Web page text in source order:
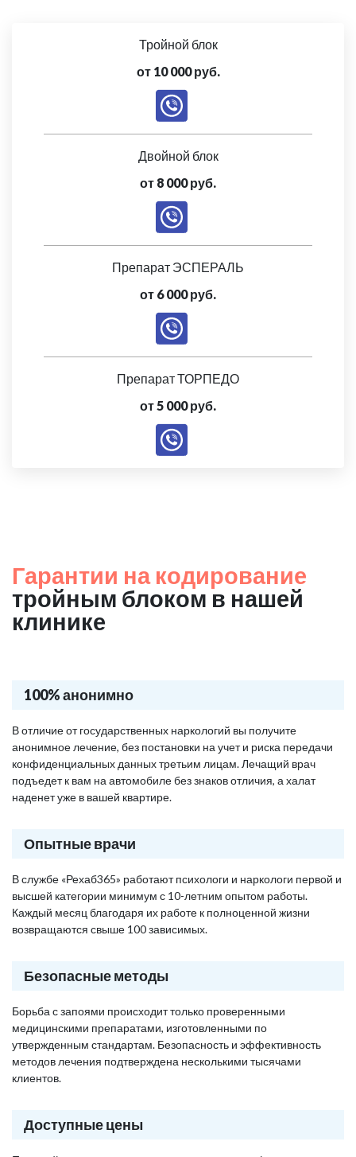
Тройной блок
от 10 000 руб.
Двойной блок
от 8 000 руб.
Препарат ЭСПЕРАЛЬ
от 6 000 руб.
Препарат ТОРПЕДО
от 5 000 руб.
Гарантии на кодирование
тройным блоком в нашей
клинике
100% анонимно
В отличие от государственных наркологий вы получите
анонимное лечение, без постановки на учет и риска передачи
конфиденциальных данных третьим лицам. Лечащий врач
подъедет к вам на автомобиле без знаков отличия, а халат
наденет уже в вашей квартире.
Опытные врачи
В службе «Рехаб365» работают психологи и наркологи первой и
высшей категории минимум с 10-летним опытом работы.
Каждый месяц благодаря их работе к полноценной жизни
возвращаются свыше 100 зависимых.
Безопасные методы
Борьба с запоями происходит только проверенными
медицинскими препаратами, изготовленными по
утвержденным стандартам. Безопасность и эффективность
методов лечения подтверждена несколькими тысячами
клиентов.
Доступные цены